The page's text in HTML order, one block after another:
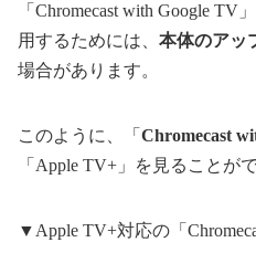
「Chromecast with Google
用するためには、 本体のアッ
場合があります。
このように、「 Chromecast
「Apple TV+」を見ることが
▼Apple TV+対応の「